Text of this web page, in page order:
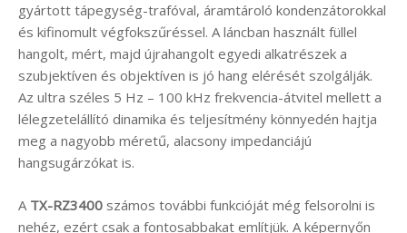
gyártott tápegység-trafóval, áramtároló kondenzátorokkal
és kifinomult végfokszűréssel. A láncban használt füllel
hangolt, mért, majd újrahangolt egyedi alkatrészek a
szubjektíven és objektíven is jó hang elérését szolgálják.
Az ultra széles 5 Hz – 100 kHz frekvencia-átvitel mellett a
lélegzetelállító dinamika és teljesítmény könnyedén hajtja
meg a nagyobb méretű, alacsony impedanciájú
hangsugárzókat is.
A TX-RZ3400 számos további funkcióját még felsorolni is
nehéz, ezért csak a fontosabbakat említjük. A képernyőn